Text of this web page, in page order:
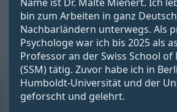
bin zum Arbeiten in ganz
Nachbarländern unterwegs. Als
Psychologe war ich bis 2025 als
Professor an der Swiss School
(SSM) tätig. Zuvor habe ich in
Humboldt-Universität und der
geforscht und gelehrt.